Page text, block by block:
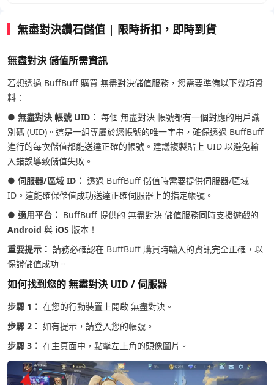
無盡對決鑽石儲值 | 限時折扣，即時到貨
無盡對決 儲值所需資訊
若想透過 BuffBuff 購買 無盡對決儲值服務，您需要準備以下幾項資
料：
● 無盡對決 帳號 UID： 每個 無盡對決 帳號都有一個對應的用戶識
別碼 (UID)。這是一組專屬於您帳號的唯一字串，確保透過 BuffBuff
進行的每次儲值都能送達正確的帳號。建議複製貼上 UID 以避免輸
入錯誤導致儲值失敗。
● 伺服器/區域 ID： 透過 BuffBuff 儲值時需要提供伺服器/區域
ID。這能確保儲值成功送達正確伺服器上的指定帳號。
● 適用平台： BuffBuff 提供的 無盡對決 儲值服務同時支援遊戲的
Android 與 iOS 版本！
重要提示： 請務必確認在 BuffBuff 購買時輸入的資訊完全正確，以
保證儲值成功。
如何找到您的 無盡對決 UID / 伺服器
步驟 1： 在您的行動裝置上開啟 無盡對決。
步驟 2： 如有提示，請登入您的帳號。
步驟 3： 在主頁面中，點擊左上角的頭像圖片。